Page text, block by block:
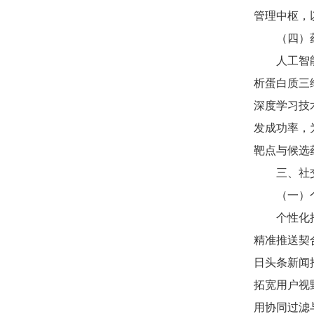
管理中枢，
（四
人工
析蛋白质三
深度学习技
发成功率，
靶点与候选
三、社
（一
个性化
精准推送契
日头条新
拓宽用户视
用协同过